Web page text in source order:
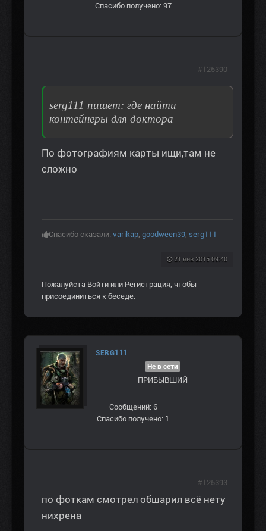
Спасибо получено: 97
serg111 пишет: где найти
контейнеры для доктора
По фотографиям карты ищи,там не
сложно
Спасибо сказали: varikap, goodween39, serg111
21 янв 2015 09:40
#125390
Пожалуйста Войти или Регистрация, чтобы
присоединиться к беседе.
SERG111
Не в сети
ПРИБЫВШИЙ
Сообщений: 6
Спасибо получено: 1
по фоткам смотрел обшарил всё нету
нихрена
#125393